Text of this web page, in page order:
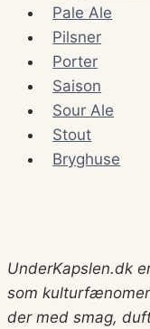
Pale Ale
Pilsner
Porter
Saison
Sour Ale
Stout
Bryghuse
UnderKapslen.dk
som
der med smag,